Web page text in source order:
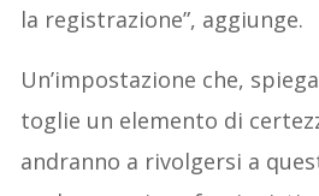
la registrazione”, aggiunge.
Un’impostazione che,
toglie un elemento di
andranno a rivolgersi a